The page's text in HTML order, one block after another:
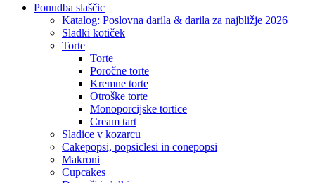
Close
Ponudba slaščic
Katalog: Poslovna darila & darila za najbližje 2026
Sladki kotiček
Torte
Torte
Poročne torte
Kremne torte
Otroške torte
Monoporcijske tortice
Cream tart
Sladice v kozarcu
Cakepopsi, popsiclesi in conepopsi
Makroni
Cupcakes